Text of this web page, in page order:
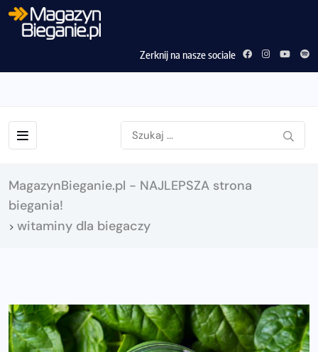
Zerknij na nasze sociale
MagazynBieganie.pl - NAJLEPSZA strona
biegania!
> witaminy dla biegaczy